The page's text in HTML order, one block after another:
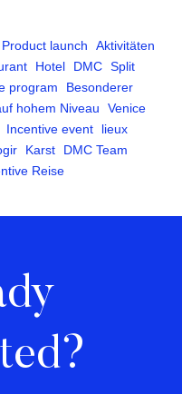
Product launch
Aktivitäten
Hotel DMC Split
program
Besonderer
hohem Niveau
Venice
Incentive event
lieux
Karst
DMC Team
Reise